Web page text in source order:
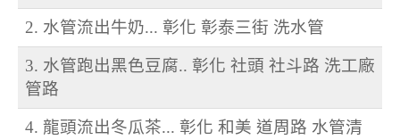
2. 水管流出牛奶... 彰化 彰泰三街 洗水管
3. 水管跑出黑色豆腐.. 彰化 社頭 社斗路 洗工廠
管路
4. 龍頭流出冬瓜茶... 彰化 和美 道周路 水管清